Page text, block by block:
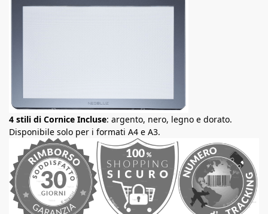
4 stili di Cornice Incluse: argento, nero, legno e dorato.
Disponibile solo per i formati A4 e A3.